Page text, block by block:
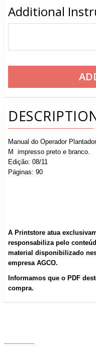
Additional
Manual do Operador
M impresso preto e branco.
Edição: 08/11
Páginas: 90
A Printstore atua
responsabiliza pelo
material disponibilizado
empresa AGCO.
Informamos que o PDF
compra.